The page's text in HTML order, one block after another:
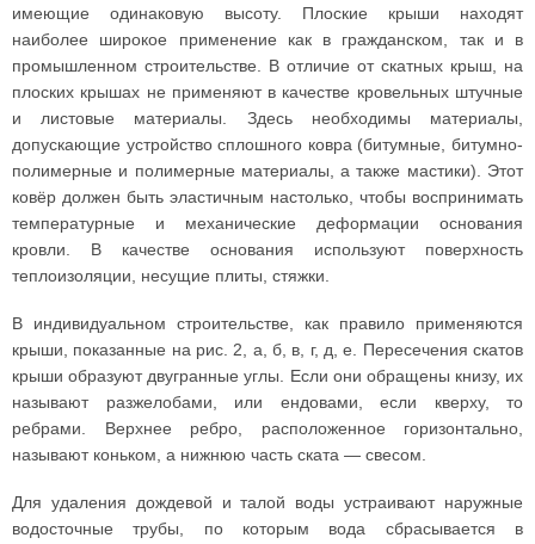
имеющие одинаковую высоту. Плоские крыши находят
наиболее широкое применение как в гражданском, так и в
промышленном строительстве. В отличие от скатных крыш, на
плоских крышах не применяют в качестве кровельных штучные
и листовые материалы. Здесь необходимы материалы,
допускающие устройство сплошного ковра (битумные, битумно-
полимерные и полимерные материалы, а также мастики). Этот
ковёр должен быть эластичным настолько, чтобы воспринимать
температурные и механические деформации основания
кровли. В качестве основания используют поверхность
теплоизоляции, несущие плиты, стяжки.
В индивидуальном строительстве, как правило применяются
крыши, показанные на рис. 2, а, б, в, г, д, е. Пересечения скатов
крыши образуют двугранные углы. Если они обращены книзу, их
называют разжелобами, или ендовами, если кверху, то
ребрами. Верхнее ребро, расположенное горизонтально,
называют коньком, а нижнюю часть ската — свесом.
Для удаления дождевой и талой воды устраивают наружные
водосточные трубы, по которым вода сбрасывается в